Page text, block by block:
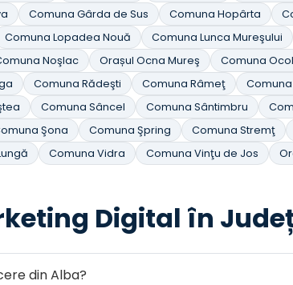
Comuna Gârda de Sus Comuna Hopârta
Comuna Lopadea Nouă Comuna Lunca Mureşului
Noşlac Orașul Ocna Mureş Comuna
Comuna Rădeşti Comuna Râmeţ
Comuna Sâncel Comuna Sântimbru
Şona Comuna Şpring Comuna Stremţ
Comuna Vidra Comuna Vinţu de Jos
Digital în
din Alba?